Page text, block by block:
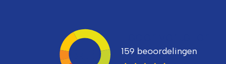
159 beoordelingen